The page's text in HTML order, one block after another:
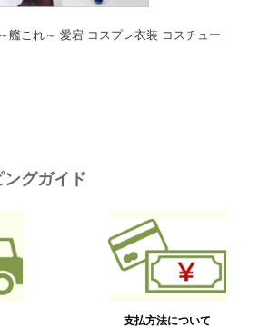
艦これ～ 愛宕 コスプレ衣装 コスチュー
グガイド
支払方法について